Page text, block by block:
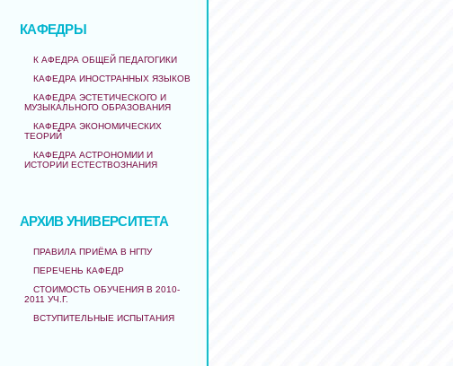
КАФЕДРЫ
К АФЕДРА ОБЩЕЙ ПЕДАГОГИКИ
КАФЕДРА ИНОСТРАННЫХ ЯЗЫКОВ
КАФЕДРА ЭСТЕТИЧЕСКОГО И
МУЗЫКАЛЬНОГО ОБРАЗОВАНИЯ
КАФЕДРА ЭКОНОМИЧЕСКИХ
ТЕОРИЙ
КАФЕДРА АСТРОНОМИИ И
ИСТОРИИ ЕСТЕСТВОЗНАНИЯ
АРХИВ УНИВЕРСИТЕТА
ПРАВИЛА ПРИЁМА В НГПУ
ПЕРЕЧЕНЬ КАФЕДР
СТОИМОСТЬ ОБУЧЕНИЯ В 2010-
2011 УЧ.Г.
ВСТУПИТЕЛЬНЫЕ ИСПЫТАНИЯ